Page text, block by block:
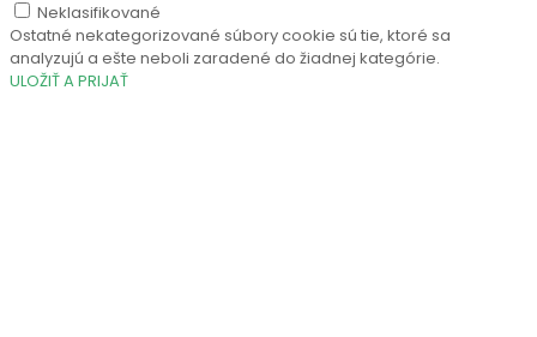
Neklasifikované
Ostatné nekategorizované súbory cookie sú tie, ktoré sa
analyzujú a ešte neboli zaradené do žiadnej kategórie.
ULOŽIŤ A PRIJAŤ